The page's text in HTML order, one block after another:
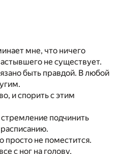
мне, что ничего
не существует.
быть правдой. В любой
и спорить с этим
подчинить
просто не поместится.
с ног на голову,